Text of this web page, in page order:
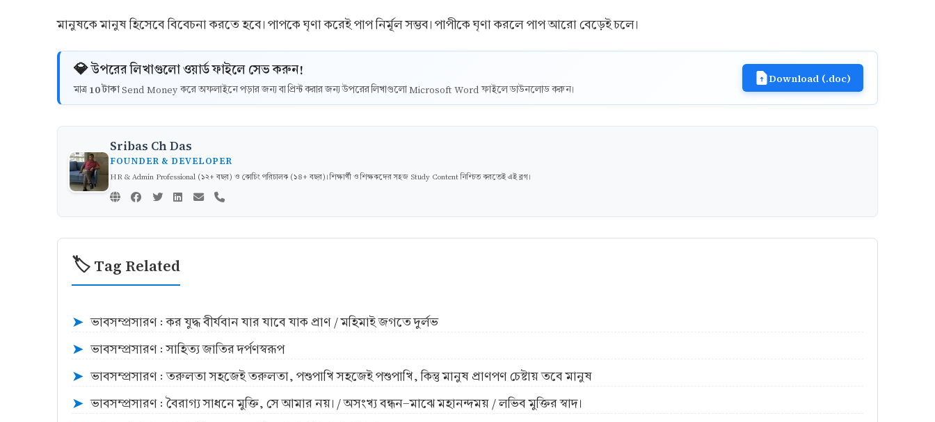
মানুষকে মানুষ হিসেবে বিবেচনা করতে হবে। পাপকে ঘৃণা করেই পাপ নির্মূল সম্ভব। পাপীকে ঘৃণা করলে পাপ আরো বেড়েই চলে।
💎 উপরের লিখাগুলো ওয়ার্ড ফাইলে সেভ করুন!
মাত্র 10 টাকাSend Money করে অফলাইনে পড়ার জন্য বা প্রিন্ট করার জন্য উপরের লিখাগুলো Microsoft Word ফাইলে ডাউনলোড করুন।
Download (.doc)
Sribas Ch Das
FOUNDER & DEVELOPER
HR & Admin Professional (১২+ বছর) ও কোচিং পরিচালক (১৪+ বছর)। শিক্ষার্থী ও শিক্ষকদের সহজ Study Content নিশ্চিত করতেই এই ব্লগ।
🏷️ Tag Related
➤ ভাবসম্প্রসারণ : কর যুদ্ধ বীর্যবান যার যাবে যাক প্রাণ / মহিমাই জগতে দুর্লভ
➤ ভাবসম্প্রসারণ : সাহিত্য জাতির দর্পণস্বরূপ
➤ ভাবসম্প্রসারণ : তরুলতা সহজেই তরুলতা, পশুপাখি সহজেই পশুপাখি, কিন্তু মানুষ প্রাণপণ চেষ্টায় তবে মানুষ
➤ ভাবসম্প্রসারণ : বৈরাগ্য সাধনে মুক্তি, সে আমার নয়। / অসংখ্য বন্ধন-মাঝে মহানন্দময় / লভিব মুক্তির স্বাদ।